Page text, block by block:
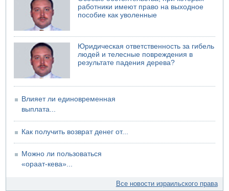
07.08.2026 06:24
Саудовская Аравия сообщает о нападении хуситов
работники имеют право на выходное
пособие как уволенные
Юридическая ответственность за гибель
людей и телесные повреждения в
результате падения дерева?
Влияет ли единовременная
выплата...
Как получить возврат денег от...
Можно ли пользоваться
«ораат-кева»...
Все новости израильского права